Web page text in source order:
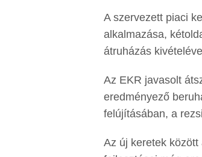
A szervezett piaci
alkalmazása,
átruházás
Az EKR javasolt
eredményező
felújításában, a
Az új keretek